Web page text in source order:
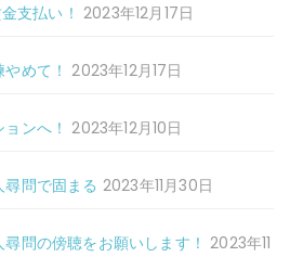
支払い！ 2023年12月17日
めて！ 2023年12月17日
ンへ！ 2023年12月10日
問で固まる 2023年11月30日
問の傍聴をお願いします！ 2023年11